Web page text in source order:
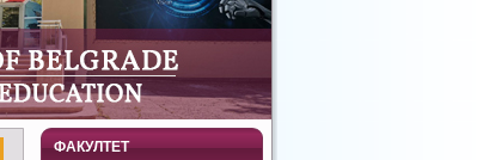
ФАКУЛТЕТ